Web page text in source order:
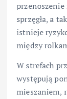
przenoszenie
sprzęgła, a
istnieje
między
W strefach
występują
mieszaniem,